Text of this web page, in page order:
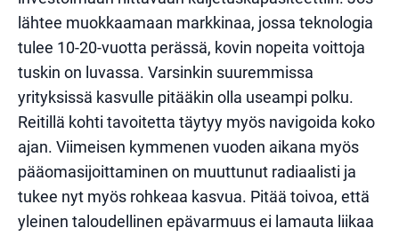
lähtee muokkaamaan markkinaa, jossa teknologia
tulee 10-20-vuotta perässä, kovin nopeita voittoja
tuskin on luvassa. Varsinkin suuremmissa
yrityksissä kasvulle pitääkin olla useampi polku.
Reitillä kohti tavoitetta täytyy myös navigoida koko
ajan. Viimeisen kymmenen vuoden aikana myös
pääomasijoittaminen on muuttunut radiaalisti ja
tukee nyt myös rohkeaa kasvua. Pitää toivoa, että
yleinen taloudellinen epävarmuus ei lamauta liikaa